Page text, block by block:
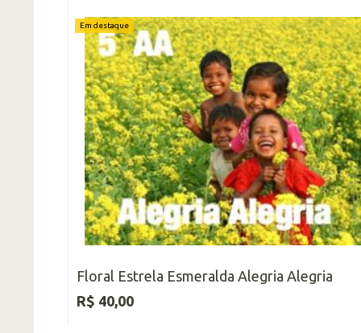
Em destaque
Floral Estrela Esmeralda Alegria Alegria
R$ 40,00